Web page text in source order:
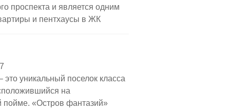
проспекта и является одним
и пентхаусы в ЖК
представлены как
двухуровневые пентхаусы
на […]
уникальный поселок класса
на
пойме. «Остров фантазий»